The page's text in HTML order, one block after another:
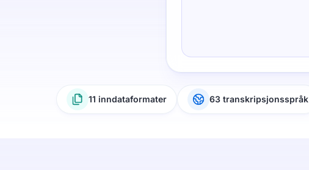
11 inndataformater 63 transkripsjonsspråk